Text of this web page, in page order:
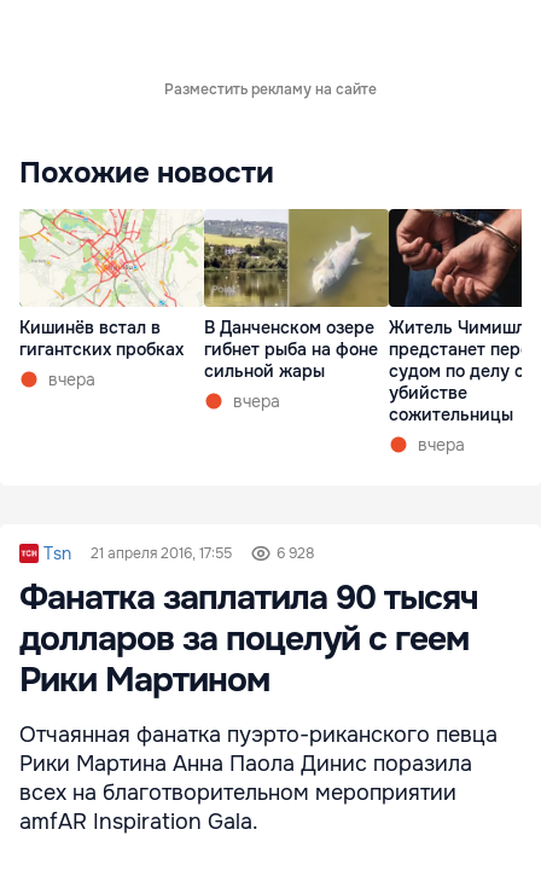
Разместить рекламу на сайте
Похожие новости
Кишинёв встал в
гигантских пробках
вчера
В Данченском озере
гибнет рыба на фоне
сильной жары
вчера
Житель
предстанет перед
судом по делу об
убийстве
сожительницы
вчера
Tsn 21 апреля 2016, 17:55 6 928
Фанатка заплатила 90 тысяч
долларов за поцелуй с геем
Рики Мартином
Отчаянная фанатка пуэрто-риканского певца
Рики Мартина Анна Паола Динис поразила
всех на благотворительном мероприятии
amfAR Inspiration Gala.